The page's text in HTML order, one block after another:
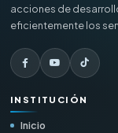
acciones de
eficientemente los
INSTITUCIÓN
Inicio